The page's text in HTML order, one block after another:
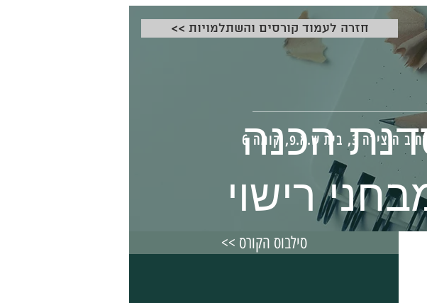
<< חזרה לעמוד קורסים והשתלמויות
הכנה
רישוי
ש.א.פ, קומה 6
<< סילבוס הקורס